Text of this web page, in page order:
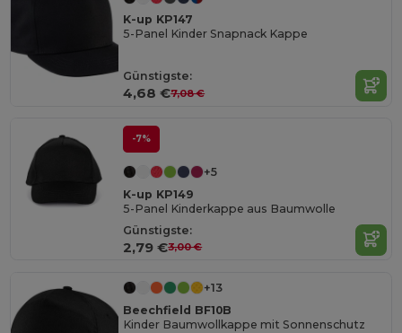
K-up KP147
5-Panel Kinder Snapnack Kappe
Günstigste:
4,68 €7,08 €
-7%
+5
K-up KP149
5-Panel Kinderkappe aus Baumwolle
Günstigste:
2,79 €3,00 €
+13
Beechfield BF10B
Kinder Baumwollkappe mit Sonnenschutz